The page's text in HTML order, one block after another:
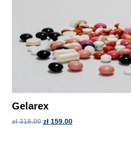
Gelarex
zł318.00 zł 159.00